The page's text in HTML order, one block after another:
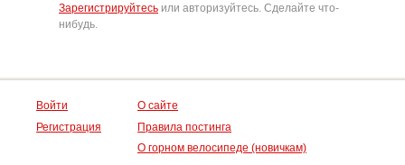
Зарегистрируйтесь или авторизуйтесь. Сделайте что-
нибудь.
Войти
Регистрация
О сайте
Правила постинга
О горном велосипеде (новичкам)